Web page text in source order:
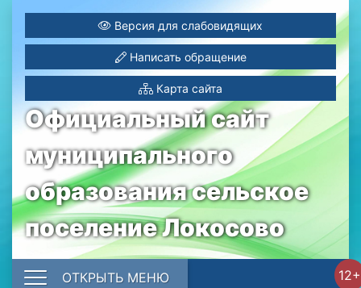
Официальный сайт
муниципального
образования сельское
поселение Локосово
Версия для слабовидящих
Написать обращение
Карта сайта
12+
ОТКРЫТЬ МЕНЮ